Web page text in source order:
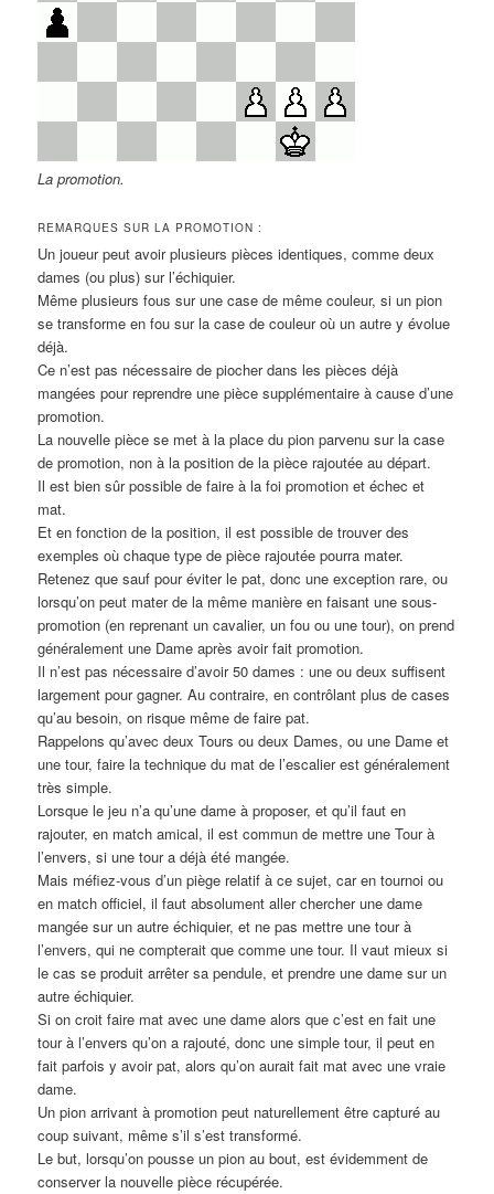
La promotion.
REMARQUES SUR LA PROMOTION :
Un joueur peut avoir plusieurs pièces identiques, comme deux
dames (ou plus) sur l’échiquier.
Même plusieurs fous sur une case de même couleur, si un pion
se transforme en fou sur la case de couleur où un autre y évolue
déjà.
Ce n’est pas nécessaire de piocher dans les pièces déjà
mangées pour reprendre une pièce supplémentaire à cause d’une
promotion.
La nouvelle pièce se met à la place du pion parvenu sur la case
de promotion, non à la position de la pièce rajoutée au départ.
Il est bien sûr possible de faire à la foi promotion et échec et
mat.
Et en fonction de la position, il est possible de trouver des
exemples où chaque type de pièce rajoutée pourra mater.
Retenez que sauf pour éviter le pat, donc une exception rare, ou
lorsqu’on peut mater de la même manière en faisant une sous-
promotion (en reprenant un cavalier, un fou ou une tour), on prend
généralement une Dame après avoir fait promotion.
Il n’est pas nécessaire d’avoir 50 dames : une ou deux suffisent
largement pour gagner. Au contraire, en contrôlant plus de cases
qu’au besoin, on risque même de faire pat.
Rappelons qu’avec deux Tours ou deux Dames, ou une Dame et
une tour, faire la technique du mat de l’escalier est généralement
très simple.
Lorsque le jeu n’a qu’une dame à proposer, et qu’il faut en
rajouter, en match amical, il est commun de mettre une Tour à
l’envers, si une tour a déjà été mangée.
Mais méfiez-vous d’un piège relatif à ce sujet, car en tournoi ou
en match officiel, il faut absolument aller chercher une dame
mangée sur un autre échiquier, et ne pas mettre une tour à
l’envers, qui ne compterait que comme une tour. Il vaut mieux si
le cas se produit arrêter sa pendule, et prendre une dame sur un
autre échiquier.
Si on croit faire mat avec une dame alors que c’est en fait une
tour à l’envers qu’on a rajouté, donc une simple tour, il peut en
fait parfois y avoir pat, alors qu’on aurait fait mat avec une vraie
dame.
Un pion arrivant à promotion peut naturellement être capturé au
coup suivant, même s’il s’est transformé.
Le but, lorsqu’on pousse un pion au bout, est évidemment de
conserver la nouvelle pièce récupérée.